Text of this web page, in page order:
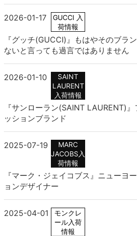
2026-01-17
GUCCI 入
荷情報
『グッチ(GUCCI)』もはやそのブラ
ないと言っても過言ではありません
2026-01-10
SAINT
LAURENT
入荷情報
『サンローラン(SAINT LAURENT)
ッションブランド
2025-07-19
MARC
JACOBS入
荷情報
『マーク・ジェイコブス』ニューヨ
ョンデザイナー
2025-04-01
モンクレ
ール入荷
情報